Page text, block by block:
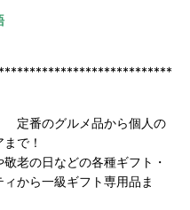
定番のグルメ品から個人の
で！
老の日などの各種ギフト・
から一級ギフト専用品ま